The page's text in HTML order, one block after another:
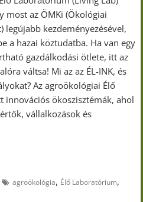
most az ÖMKi (Ökológiai
legújabb kezdeményezésével,
a hazai köztudatba. Ha van egy
gazdálkodási ötlete, itt az
váltsa! Mi az az ÉL-INK, és
Az agroökológiai Élő
ökoszisztémák, ahol
vállalkozások és
agroökológia, Élő Laboratórium,